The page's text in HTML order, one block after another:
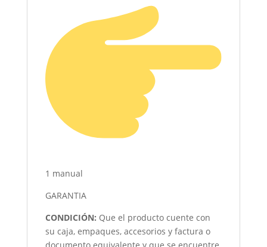
1 manual
GARANTIA
CONDICIÓN: Que el producto cuente con
su caja, empaques, accesorios y factura o